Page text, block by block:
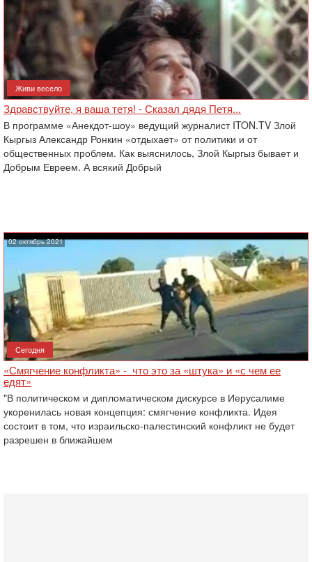
Живи весело
Здравствуйте, я ваша тетя! - Сказал дядя Петя...
В программе «Анекдот-шоу» ведущий журналист ITON.TV Злой
Кыргыз Александр Ронкин «отдыхает» от политики и от
общественных проблем. Как выяснилось, Злой Кыргыз бывает и
Добрым Евреем. А всякий Добрый
02 октябрь 2021
Сегодня
«Смягчение конфликта» - что это за «штука» и «с чем ее
едят»
"В политическом и дипломатическом дискурсе в Иерусалиме
укоренилась новая концепция: смягчение конфликта. Идея
состоит в том, что израильско-палестинский конфликт не будет
разрешен в ближайшем